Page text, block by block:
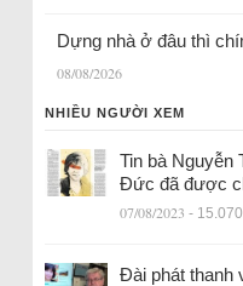
Dựng nhà ở đâu thì
08/08/2026
NHIỀU NGƯỜI XEM
Tin bà Nguyễn
Đức đã được
07/08/2023 -
Đài phát thanh